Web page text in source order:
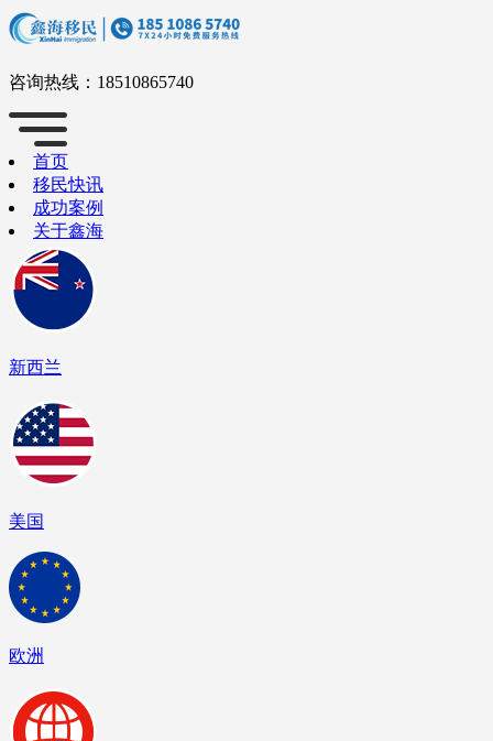
咨询热线： 18510865740
首页
移民快讯
成功案例
关于鑫海
新西兰
美国
欧洲